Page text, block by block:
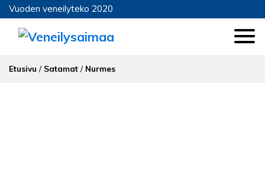
Vuoden veneilyteko 2020
Etusivu / Satamat / Nurmes